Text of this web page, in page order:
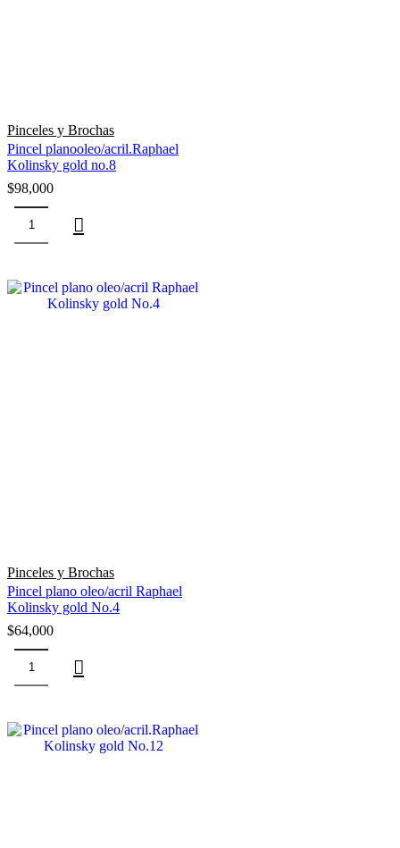
Pinceles y Brochas
Pincel planooleo/acril.Raphael
Kolinsky gold no.8
$98,000
Pinceles y Brochas
Pincel plano oleo/acril Raphael
Kolinsky gold No.4
$64,000